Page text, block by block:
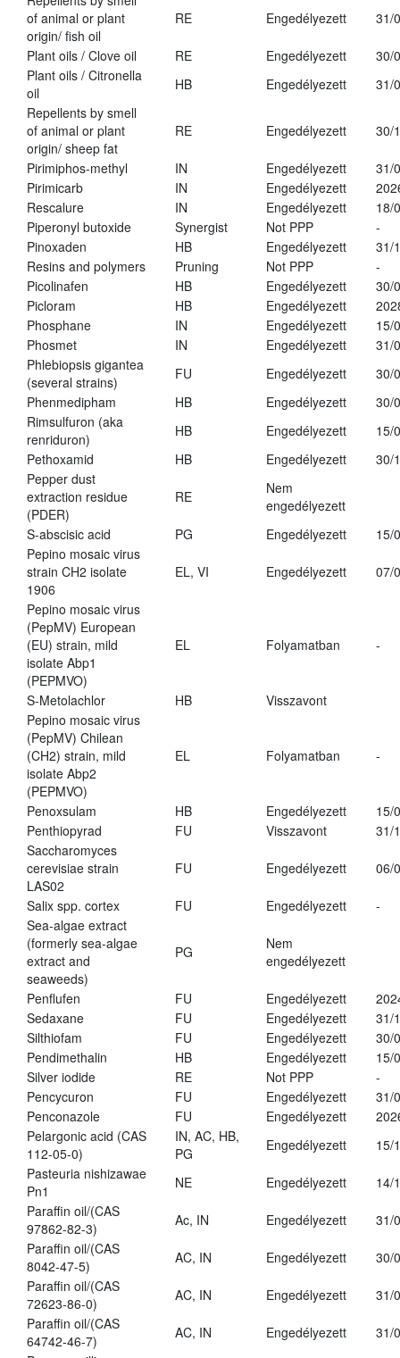
of animal or plant
origin/ fish oil
RE Engedélyezett 31/
Plant oils / Clove oil RE Engedélyezett
30/
Plant oils / Citronella
oil
HB Engedélyezett
31/
Repellents by smell
of animal or plant
origin/ sheep fat
RE Engedélyezett 30/
Pirimiphos-methyl IN Engedélyezett
31/
Pirimicarb
IN Engedélyezett
Rescalure
IN Engedélyezett
18/
Piperonyl butoxide
Synergist Not PPP
-
Pinoxaden
HB Engedélyezett
31/
Resins and polymers
Pruning Not PPP
-
Picolinafen
HB Engedélyezett
30/
Picloram
HB Engedélyezett
Phosphane
IN Engedélyezett
15/
Phosmet
IN Engedélyezett
31/
Phlebiopsis gigantea
(several strains)
FU Engedélyezett
30/
Phenmedipham
HB Engedélyezett
30/
Rimsulfuron (aka
renriduron)
HB Engedélyezett
15/
Pethoxamid
HB Engedélyezett
30/
Pepper dust
extraction residue
(PDER)
RE
Nem
engedélyezett
S-abscisic acid
PG Engedélyezett
15/
Pepino mosaic virus
strain CH2 isolate
1906
EL, VI Engedélyezett 07/
Pepino mosaic virus
(PepMV) European
(EU) strain, mild
isolate Abp1
(PEPMVO)
EL Folyamatban -
S-Metolachlor HB
Visszavont
Pepino mosaic virus
(PepMV) Chilean
(CH2) strain, mild
isolate Abp2
(PEPMVO)
EL Folyamatban -
Penoxsulam HB Engedélyezett
15/
Penthiopyrad
FU Visszavont
31/
Saccharomyces
cerevisiae strain
LAS02
FU Engedélyezett 06/
Salix spp. cortex FU Engedélyezett
-
Sea-algae extract
(formerly sea-algae
extract and
seaweeds)
PG
Nem
engedélyezett
Penflufen FU Engedélyezett
Sedaxane
FU Engedélyezett
31/
Silthiofam
FU Engedélyezett
30/
Pendimethalin
HB Engedélyezett
15/
Silver iodide
RE Not PPP
-
Pencycuron
FU Engedélyezett
31/
Penconazole
FU Engedélyezett
Pelargonic acid (CAS
112-05-0)
IN, AC, HB,
PG
Engedélyezett
15/
Pasteuria nishizawae
Pn1
NE Engedélyezett
14/
Paraffin oil/(CAS
97862-82-3)
Ac, IN Engedélyezett
31/
Paraffin oil/(CAS
8042-47-5)
AC, IN Engedélyezett
30/
Paraffin oil/(CAS
72623-86-0)
AC, IN Engedélyezett
31/
Paraffin oil/(CAS
64742-46-7)
AC, IN Engedélyezett
31/